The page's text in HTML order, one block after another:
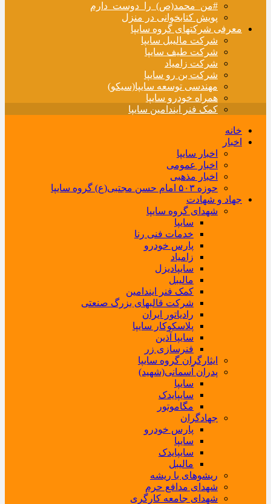
#من_محمد(ص)_را_دوست_دارم
پویش کتابخوانی در منزل
معرفی شرکتهای گروه سایپا
شرکت مالیبل سایپا
شرکت طیف سایپا
شرکت زامیاد
شرکت بن رو سایپا
مهندسی توسعه سایپا(سیکو)
همراه خودرو سایپا
کمک فنر ایندامین سایپا
خانه
اخبار
اخبار سایپا
اخبار عمومی
اخبار مذهبی
حوزه ۵۰۳ امام حسن مجتبی(ع) گروه سایپا
جهاد و شهادت
شهدای گروه سایپا
سایپا
خدمات فنی رنا
پارس خودرو
زامیاد
سایپادیزل
مالیبل
کمک فنر ایندامین
شرکت قالبهای بزرگ صنعتی
رادیاتور ایران
پلاسکوکار سایپا
سایپا آذین
فنرسازی زر
ایثارگران گروه سایپا
پدران آسمانی(شهید)
سایپا
سایپایدک
مگاموتور
جهادگران
پارس خودرو
سایپا
سایپایدک
مالیبل
ریشوهای با ریشه
شهدای مدافع حرم
شهدای جامعه کارگری